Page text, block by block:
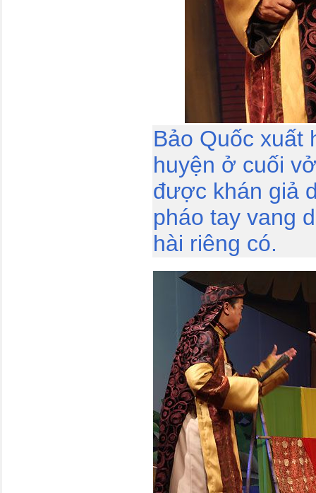
Bảo Quốc xuất
huyện ở cuối
được khán giả
pháo tay vang
hài riêng có.